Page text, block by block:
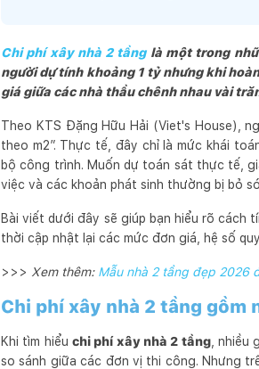
Chi phí xây nhà 2 tầng là một trong
người dự tính khoảng 1 tỷ nhưng khi
giá giữa các nhà thầu chênh nhau vài
Theo KTS Đặng Hữu Hải (Viet's House),
theo m2”. Thực tế, đây chỉ là mức khái
bộ công trình. Muốn dự toán sát thực tế,
việc và các khoản phát sinh thường bị bỏ
Bài viết dưới đây sẽ giúp bạn hiểu rõ cách
thời cập nhật lại các mức đơn giá, hệ số
>>> Xem thêm: Mẫu nhà 2 tầng đẹp 2026
Chi phí xây nhà 2 tầng gồm
Khi tìm hiểu chi phí xây nhà 2 tầng, nhiều
so sánh giữa các đơn vị thi công. Nhưng